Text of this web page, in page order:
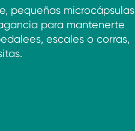
pequeñas microcápsulas
para mantenerte
escales o corras,